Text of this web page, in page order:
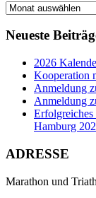
Archiv
Neueste
2026
Kooperation
Anmeldung
Anmeldung
Hamburg
ADRESSE
Marathon und